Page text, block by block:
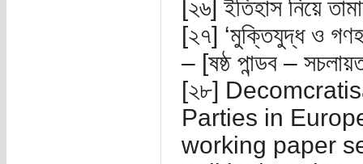
[২৬] ইতিহাস নিয়ে
[২৭] ‘মুক্তিযুদ্ধ ও
– [ষষ্ঠ পান্ডব –
[২৮]
Parties in
working paper